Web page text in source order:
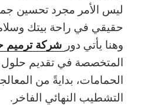
ليس الأمر مجرد تحسين
حقيقي في راحة بيتك
وهنا يأتي دور شركة ترميم
المتخصصة في تقديم
الحمامات، بدايةً من
التشطيب النهائي الفاخر.